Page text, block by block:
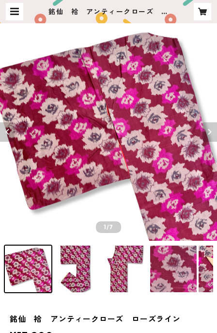
銘仙 袷 アンティークローズ ロ
ーズライン | usagiya ashikaga
1/7
銘仙 袷 アンティークローズ ローズライン